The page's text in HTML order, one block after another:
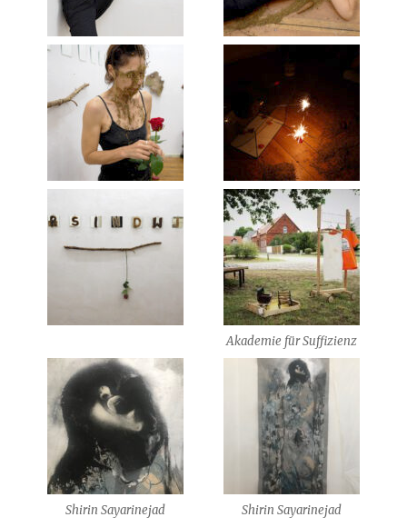
Akademie für Suffizienz
Shirin Sayarinejad Shirin Sayarinejad